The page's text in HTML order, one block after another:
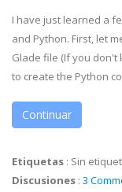
I have just learned a
and Python. First, let
Glade file (If you don't
to create the Python
Continuar
Etiquetas : Sin
Discusiones : 3